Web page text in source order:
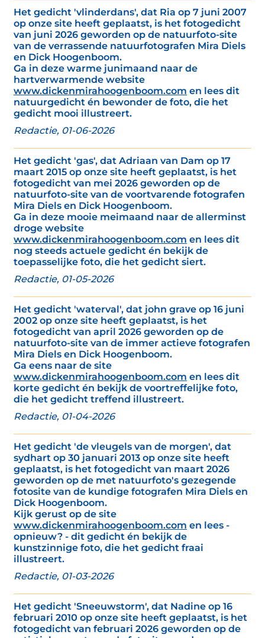
Het gedicht 'vlinderdans', dat Ria op 7 juni 2007
op onze site heeft geplaatst, is het fotogedicht
van juni 2026 geworden op de natuurfoto-site
van de verrassende natuurfotografen Mira Diels
en Dick Hoogenboom.
Ga in deze warme junimaand naar de
hartverwarmende website
www.dickenmirahoogenboom.com en lees dit
natuurgedicht én bewonder de foto, die het
gedicht mooi illustreert.
Redactie, 01-06-2026
Het gedicht 'gas', dat Adriaan van Dam op 17
maart 2015 op onze site heeft geplaatst, is het
fotogedicht van mei 2026 geworden op de
natuurfoto-site van de voortvarende fotografen
Mira Diels en Dick Hoogenboom.
Ga in deze mooie meimaand naar de allerminst
droge website
www.dickenmirahoogenboom.com en lees dit
nog steeds actuele gedicht én bekijk de
toepasselijke foto, die het gedicht siert.
Redactie, 01-05-2026
Het gedicht 'waterval', dat john grave op 16 juni
2002 op onze site heeft geplaatst, is het
fotogedicht van april 2026 geworden op de
natuurfoto-site van de immer actieve fotografen
Mira Diels en Dick Hoogenboom.
Ga eens naar de site
www.dickenmirahoogenboom.com en lees dit
korte gedicht én bekijk de voortreffelijke foto,
die het gedicht treffend illustreert.
Redactie, 01-04-2026
Het gedicht 'de vleugels van de morgen', dat
sydhart op 30 januari 2013 op onze site heeft
geplaatst, is het fotogedicht van maart 2026
geworden op de met natuurfoto's gezegende
fotosite van de kundige fotografen Mira Diels en
Dick Hoogenboom.
Kijk gerust op de site
www.dickenmirahoogenboom.com en lees -
opnieuw? - dit gedicht én bekijk de
kunstzinnige foto, die het gedicht fraai
illustreert.
Redactie, 01-03-2026
Het gedicht 'Sneeuwstorm', dat Nadine op 16
februari 2010 op onze site heeft geplaatst, is het
fotogedicht van februari 2026 geworden op de